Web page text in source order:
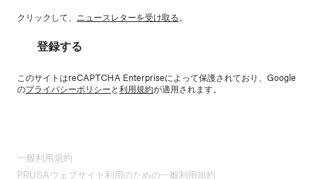
クリックして、 ニュースレターを受け取る。
登録する
このサイトはreCAPTCHA Enterpriseによって保護されており、Google
のプライバシーポリシーと利用規約が適用されます。
一般利用規約
PRUSAウェブサイト利用のための一般利用規約